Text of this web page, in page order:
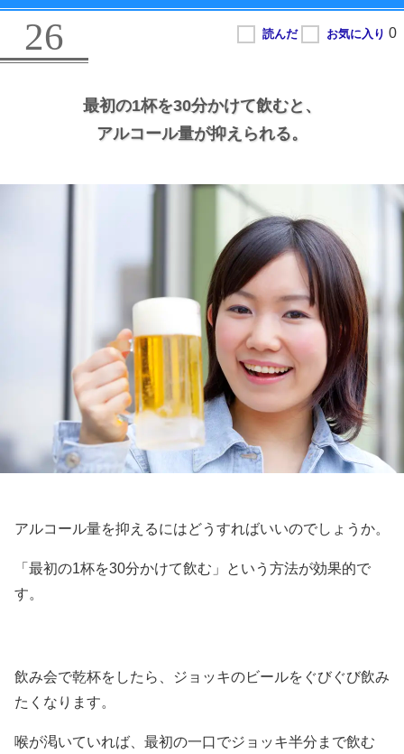
26
最初の1杯を30分かけて飲むと、
アルコール量が抑えられる。
アルコール量を抑えるにはどうすればいいのでしょうか。
「最初の1杯を30分かけて飲む」という方法が効果的で
す。
飲み会で乾杯をしたら、ジョッキのビールをぐびぐび飲み
たくなります。
喉が渇いていれば、最初の一口でジョッキ半分まで飲む